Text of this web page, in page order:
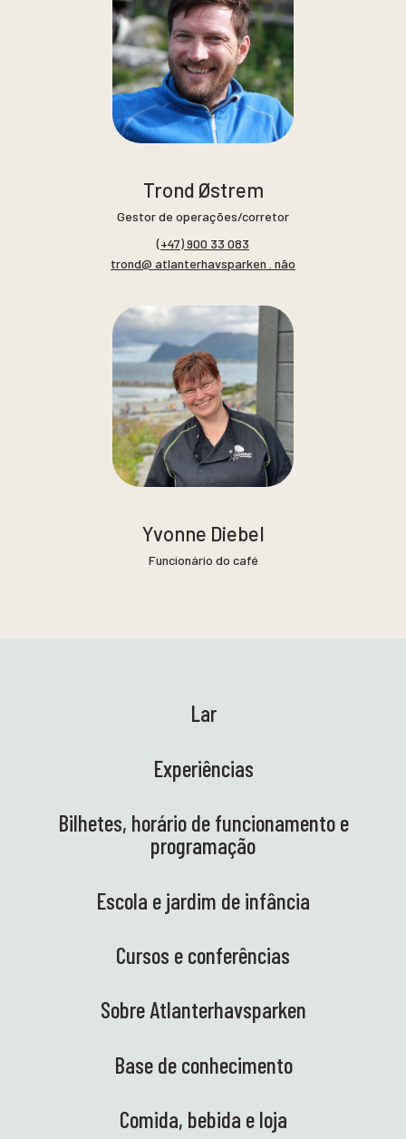
Trond Østrem
Gestor de operações/corretor
(+47) 900 33 083
trond@ atlanterhavsparken . não
Yvonne Diebel
Funcionário do café
Lar
Experiências
Bilhetes, horário de funcionamento e
programação
Escola e jardim de infância
Cursos e conferências
Sobre Atlanterhavsparken
Base de conhecimento
Comida, bebida e loja